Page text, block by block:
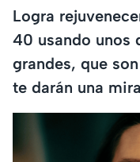
Logra
40 usando unos
grandes, que
te darán una